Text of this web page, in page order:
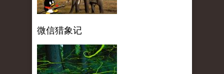
微信猎象记